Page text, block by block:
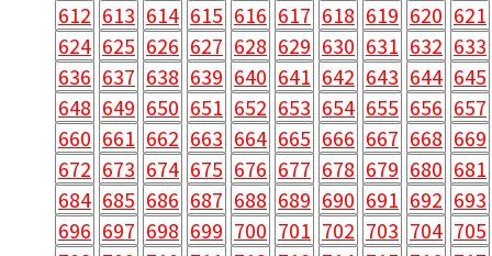
612 613 614 615 616 617 618 619 620 621
624 625 626 627 628 629 630 631 632 633
636 637 638 639 640 641 642 643 644 645
648 649 650 651 652 653 654 655 656 657
660 661 662 663 664 665 666 667 668 669
672 673 674 675 676 677 678 679 680 681
684 685 686 687 688 689 690 691 692 693
696 697 698 699 700 701 702 703 704 705